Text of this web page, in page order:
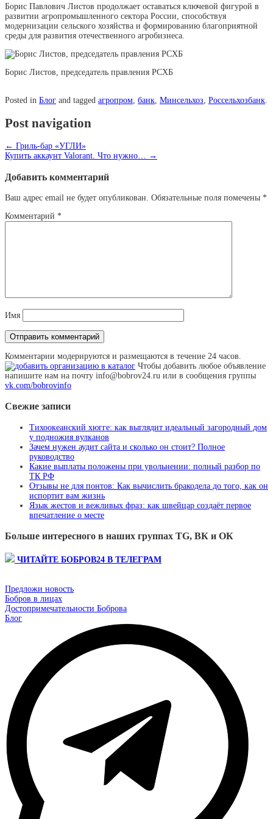
Борис Павлович Листов продолжает оставаться ключевой фигурой в
развитии агропромышленного сектора России, способствуя
модернизации сельского хозяйства и формированию благоприятной
среды для развития отечественного агробизнеса.
Борис Листов, председатель правления РСХБ
Posted in Блог and tagged агропром банк Минсельхоз Россельхозбанк
Post navigation
← Гриль-бар «УГЛИ»
Купить аккаунт Valorant. Что нужно… →
Добавить комментарий
Ваш адрес email не будет опубликован. Обязательные поля помечены *
Комментарий *
Имя
Комментарии модерируются и размещаются в течение 24 часов.
Чтобы добавить любое объявление
напишите нам на почту info@bobrov24.ru или в сообщения группы
vk.com/bobrovinfo
Свежие записи
Тихоокеанский хюгге: как выглядит идеальный загородный дом
у подножия вулканов
Зачем нужен аудит сайта и сколько он стоит? Полное
руководство
Какие выплаты положены при увольнении: полный разбор по
ТК РФ
Отзывы не для понтов: Как вычислить бракодела до того, как он
испортит вам жизнь
Язык жестов и вежливых фраз: как швейцар создаёт первое
впечатление о месте
Больше интересного в наших группах TG, ВК и ОК
ЧИТАЙТЕ БОБРОВ24 В ТЕЛЕГРАМ
Предложи новость
Бобров в лицах
Достопримечательности Боброва
Блог